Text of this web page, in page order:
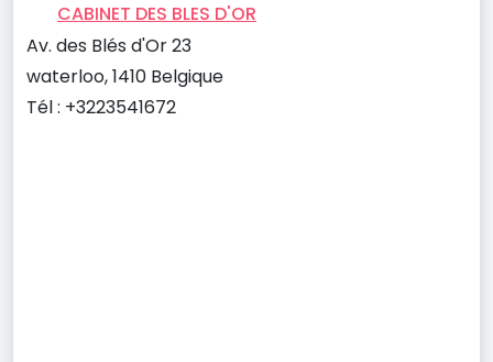
CABINET DES BLES D'OR
Av. des Blés d'Or 23
waterloo, 1410 Belgique
Tél : +3223541672